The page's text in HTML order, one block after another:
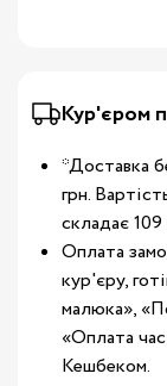
Кур'єром
*Доставка
грн.
складає 109
Оплата
кур'єру,
малюка»,
«Оплата
Кешбеком.